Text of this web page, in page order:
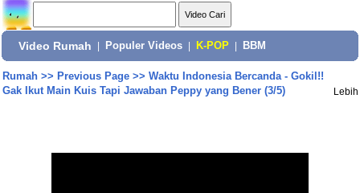
Video Rumah Populer Videos K-POP BBM
Rumah>> Previous Page>> Waktu Indonesia Bercanda - Gokil!!
Gak Ikut Main Kuis Tapi Jawaban Peppy yang Bener (3/5)
Lebih